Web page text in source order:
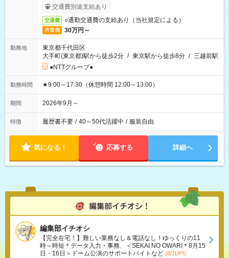
交通費別途支給あり
交通費 ○通勤交通費の支給あり（当社規定による）
月収例 30万円～
勤務地
東京都千代田区
大手町(東京都)駅から徒歩2分 / 東京駅から徒歩8分 / 三越前駅
●NTTグループ●
勤務時間 ★9:00～17:30（休憩時間 12:00～13:00）
期間 2026年9月～
特徴 履歴書不要 / 40～50代活躍中 / 服装自由
気になる！ 応募する 詳細へ
編集部イチオシ
【完全在宅！】難しい業務なし＆電話なし！ゆっくりの11
時～時短＊データ入力・事務、＜SEKAI NO OWARI＊8月15
日・16日＞ドーム公演のサポートバイトなど (8/7UP!)